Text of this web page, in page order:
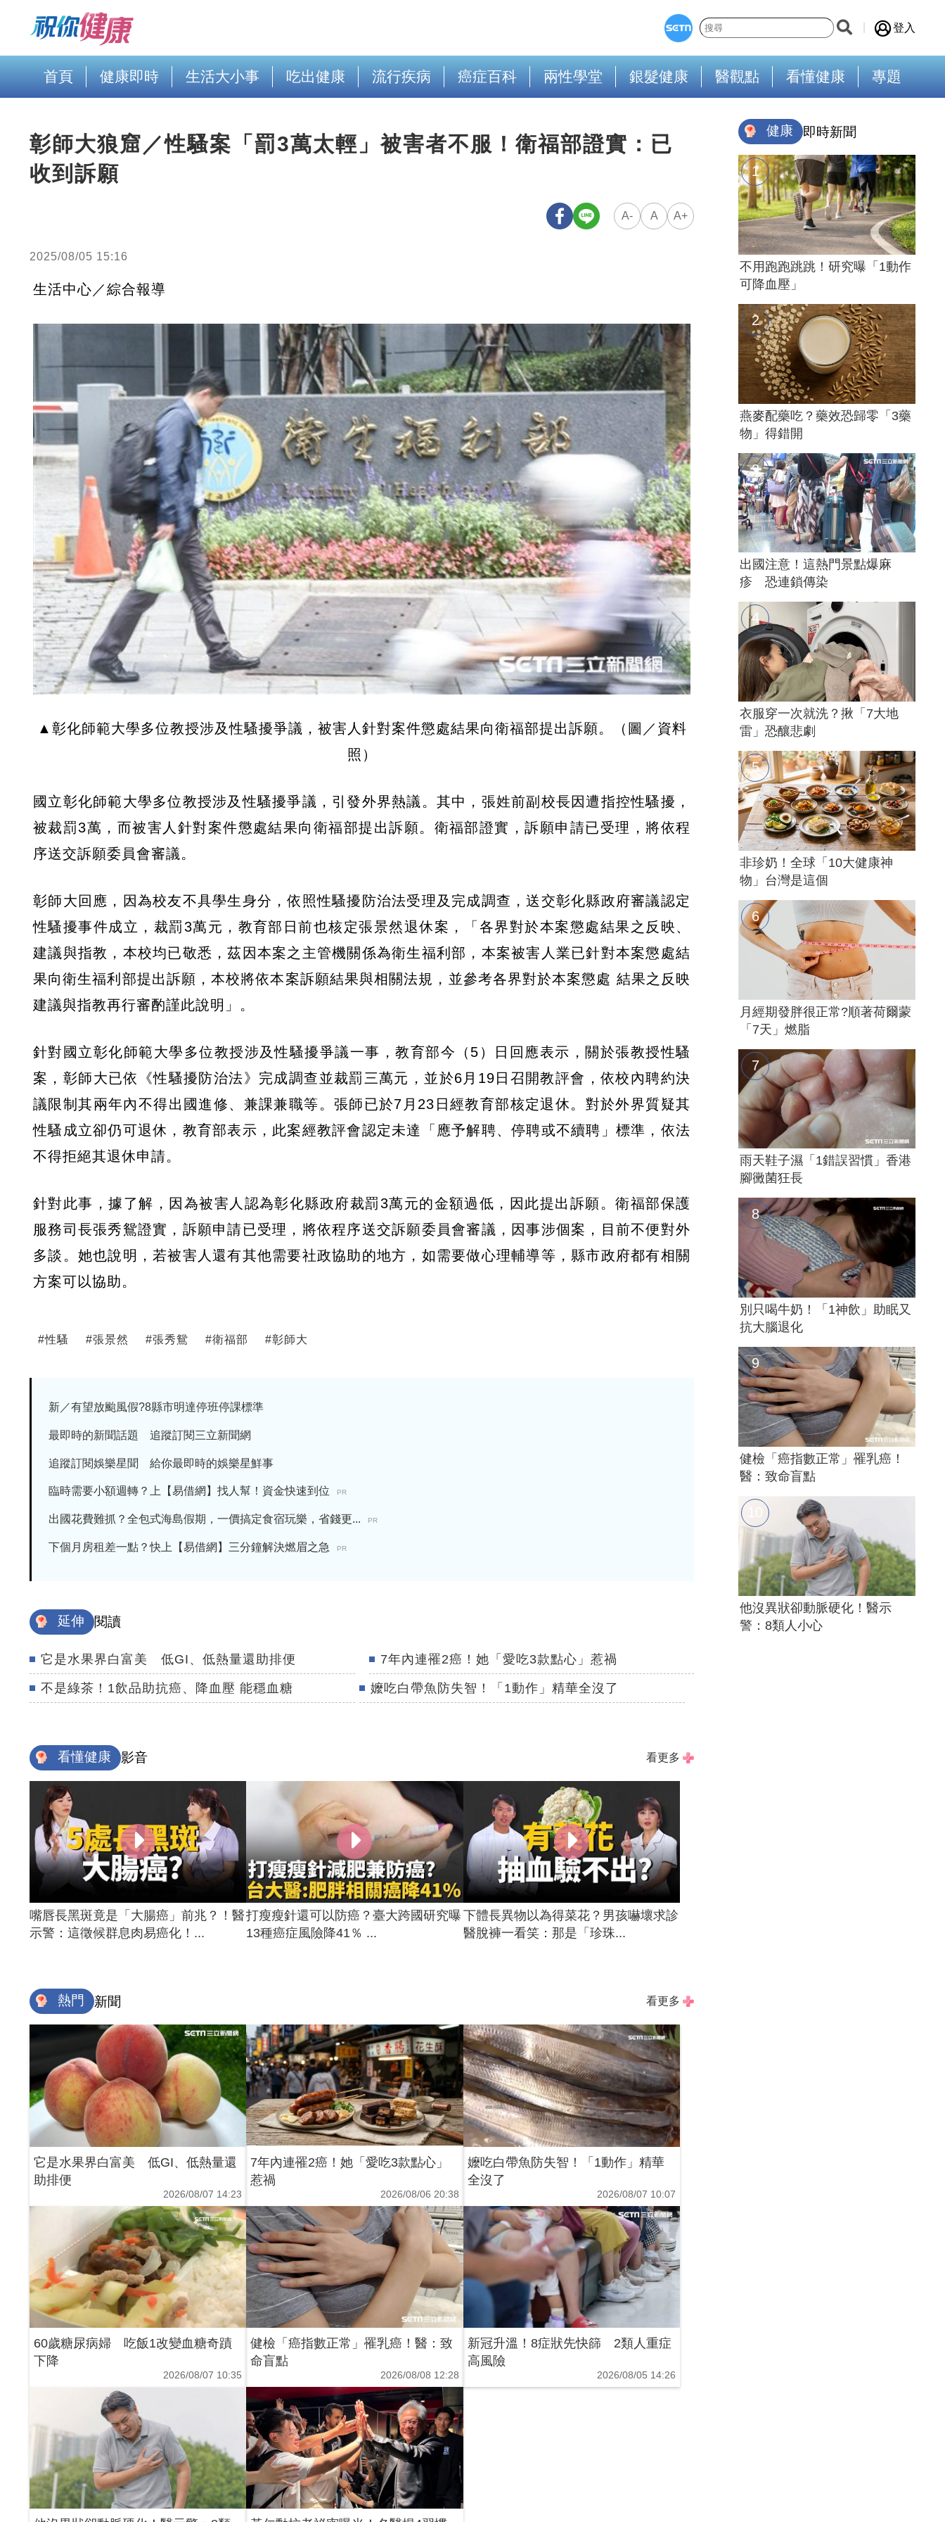
登入
首頁 健康即時 生活大小事 吃出健康 流行疾病 癌症百科 兩性學堂 銀髮健康 醫觀點 看懂健康 專題
彰師大狼窟／性騷案「罰3萬太輕」被害者不服！衛福部證實：已
收到訴願
A- A A+
2025/08/05 15:16
生活中心／綜合報導
▲彰化師範大學多位教授涉及性騷擾爭議，被害人針對案件懲處結果向衛福部提出訴願。（圖／資料
照）
國立彰化師範大學多位教授涉及性騷擾爭議，引發外界熱議。其中，張姓前副校長因遭指控性騷擾，
被裁罰3萬，而被害人針對案件懲處結果向衛福部提出訴願。衛福部證實，訴願申請已受理，將依程
序送交訴願委員會審議。
彰師大回應，因為校友不具學生身分，依照性騷擾防治法受理及完成調查，送交彰化縣政府審議認定
性騷擾事件成立，裁罰3萬元，教育部日前也核定張景然退休案，「各界對於本案懲處結果之反映、
建議與指教，本校均已敬悉，茲因本案之主管機關係為衛生福利部，本案被害人業已針對本案懲處結
果向衛生福利部提出訴願，本校將依本案訴願結果與相關法規，並參考各界對於本案懲處 結果之反映
建議與指教再行審酌謹此說明」。
針對國立彰化師範大學多位教授涉及性騷擾爭議一事，教育部今（5）日回應表示，關於張教授性騷
案，彰師大已依《性騷擾防治法》完成調查並裁罰三萬元，並於6月19日召開教評會，依校內聘約決
議限制其兩年內不得出國進修、兼課兼職等。張師已於7月23日經教育部核定退休。對於外界質疑其
性騷成立卻仍可退休，教育部表示，此案經教評會認定未達「應予解聘、停聘或不續聘」標準，依法
不得拒絕其退休申請。
針對此事，據了解，因為被害人認為彰化縣政府裁罰3萬元的金額過低，因此提出訴願。衛福部保護
服務司長張秀鴛證實，訴願申請已受理，將依程序送交訴願委員會審議，因事涉個案，目前不便對外
多談。她也說明，若被害人還有其他需要社政協助的地方，如需要做心理輔導等，縣市政府都有相關
方案可以協助。
#性騷 #張景然 #張秀鴛 #衛福部 #彰師大
新／有望放颱風假?8縣市明達停班停課標準
最即時的新聞話題 追蹤訂閱三立新聞網
追蹤訂閱娛樂星聞 給你最即時的娛樂星鮮事
臨時需要小額週轉？上【易借網】找人幫！資金快速到位 PR
出國花費難抓？全包式海島假期，一價搞定食宿玩樂，省錢更... PR
下個月房租差一點？快上【易借網】三分鐘解決燃眉之急 PR
延伸 閱讀
它是水果界白富美 低GI、低熱量還助排便 7年內連罹2癌！她「愛吃3款點心」惹禍
不是綠茶！1飲品助抗癌、降血壓 能穩血糖 嬤吃白帶魚防失智！「1動作」精華全沒了
看懂健康 影音 看更多
嘴唇長黑斑竟是「大腸癌」前兆？！醫
示警：這徵候群息肉易癌化！...
打瘦瘦針還可以防癌？臺大跨國研究曝
13種癌症風險降41％ ...
下體長異物以為得菜花？男孩嚇壞求診
醫脫褲一看笑：那是「珍珠...
熱門 新聞 看更多
它是水果界白富美 低GI、低熱量還
助排便
2026/08/07 14:23
7年內連罹2癌！她「愛吃3款點心」
惹禍
2026/08/06 20:38
嬤吃白帶魚防失智！「1動作」精華
全沒了
2026/08/07 10:07
60歲糖尿病婦 吃飯1改變血糖奇蹟
下降
2026/08/07 10:35
健檢「癌指數正常」罹乳癌！醫：致
命盲點
2026/08/08 12:28
新冠升溫！8症狀先快篩 2類人重症
高風險
2026/08/05 14:26
健康 即時新聞
不用跑跑跳跳！研究曝「1動作
可降血壓」
燕麥配藥吃？藥效恐歸零「3藥
物」得錯開
出國注意！這熱門景點爆麻
疹 恐連鎖傳染
衣服穿一次就洗？揪「7大地
雷」恐釀悲劇
非珍奶！全球「10大健康神
物」台灣是這個
月經期發胖很正常?順著荷爾蒙
「7天」燃脂
雨天鞋子濕「1錯誤習慣」香港
腳黴菌狂長
別只喝牛奶！「1神飲」助眠又
抗大腦退化
健檢「癌指數正常」罹乳癌！
醫：致命盲點
他沒異狀卻動脈硬化！醫示
警：8類人小心